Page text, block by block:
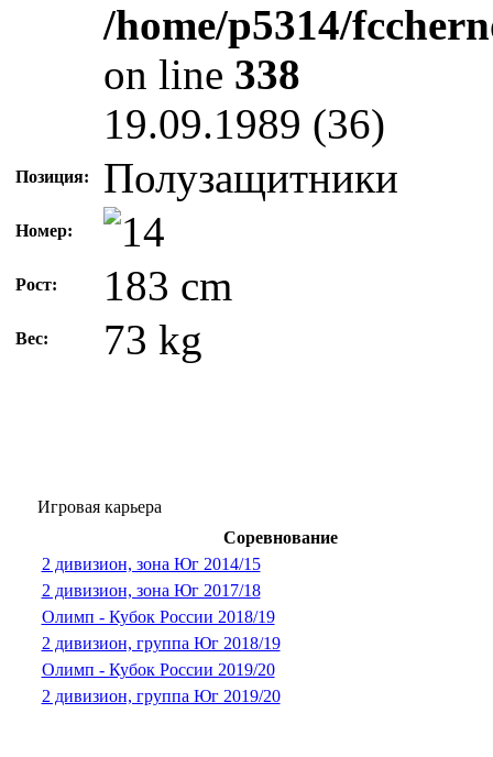
/home/p5314/
on line 338
19.09.1989 (36)
Позиция: Полузащитники
Номер:
Рост: 183 cm
Вес: 73 kg
Игровая карьера
Соревнование
2 дивизион, зона Юг 2014/15
2 дивизион, зона Юг 2017/18
Олимп - Кубок России 2018/19
2 дивизион, группа Юг 2018/19
Олимп - Кубок России 2019/20
2 дивизион, группа Юг 2019/20